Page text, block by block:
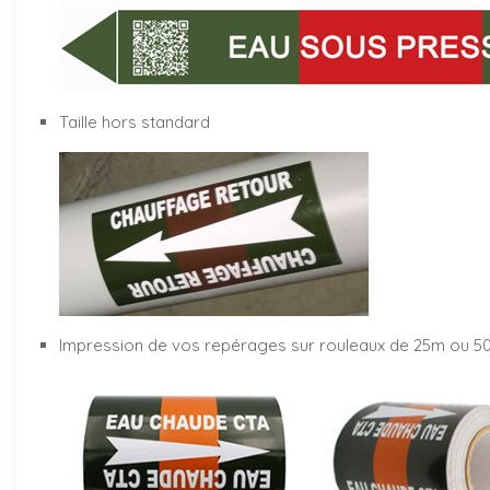
Taille hors standard
Impression de vos repérages sur rouleaux de 25m ou